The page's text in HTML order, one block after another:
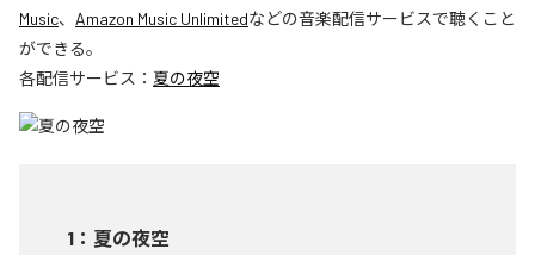
Music、 Amazon Music Unlimitedなどの音楽配信サービスで聴くこと
ができる。
各配信サービス： 夏の夜空
1 ： 夏の夜空